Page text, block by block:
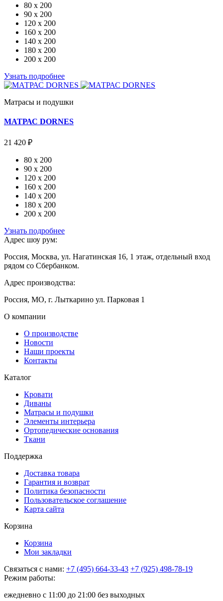
80 x 200
90 x 200
120 x 200
160 x 200
140 x 200
180 x 200
200 x 200
Узнать подробнее
Матрасы и подушки
МАТРАС DORNES
21 420 ₽
80 x 200
90 x 200
120 x 200
160 x 200
140 x 200
180 x 200
200 x 200
Узнать подробнее
Адрес шоу рум:
Россия, Москва, ул. Нагатинская 16, 1 этаж, отдельный вход
рядом со Сбербанком.
Адрес производства:
Россия, МО, г. Лыткарино ул. Парковая 1
О компании
О производстве
Новости
Наши проекты
Контакты
Каталог
Кровати
Диваны
Матрасы и подушки
Элементы интерьера
Ортопедические основания
Ткани
Поддержка
Доставка товара
Гарантия и возврат
Политика безопасности
Пользовательское соглашение
Карта сайта
Корзина
Корзина
Мои закладки
Связаться с нами: +7 (495) 664-33-43 +7 (925) 498-78-19
Режим работы:
ежедневно с 11:00 до 21:00 без выходных